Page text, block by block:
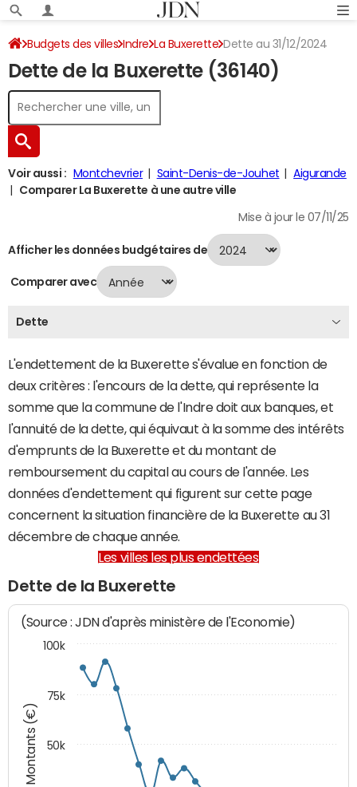
Budgets des villes Indre La Buxerette Dette au 31/12/2024
Dette de la Buxerette (36140)
Voir aussi : Montchevrier Saint-Denis-de-Jouhet
Aigurande
Comparer La Buxerette à une autre ville
Mise à jour le 07/11/25
Afficher les données budgétaires de
Comparer avec
Dette
L'endettement de la Buxerette s'évalue en fonction de
deux critères : l'encours de la dette, qui représente la
somme que la commune de l'Indre doit aux banques, et
l'annuité de la dette, qui équivaut à la somme des intérêts
d'emprunts de la Buxerette et du montant de
remboursement du capital au cours de l'année. Les
données d'endettement qui figurent sur cette page
concernent la situation financière de la Buxerette au 31
décembre de chaque année.
Les villes les plus endettées
Dette de la Buxerette
Montants (€)
(Source : JDN d'après ministère de l'Economie)
50k
75k
100k